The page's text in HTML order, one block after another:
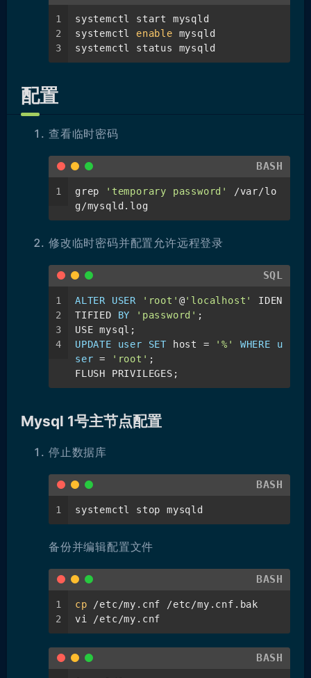
1
2
3
systemctl start mysqld
systemctl enable mysqld
systemctl status mysqld
配置
查看临时密码
BASH
1 grep 'temporary password'
/var/lo
g/mysqld.log
修改临时密码并配置允许远程登录
SQL
1
2
3
4
ALTER USER 'root' @'localhost'
IDEN
TIFIED BY 'password' ;
USE mysql;
UPDATE
user SET host = '%' WHERE
u
ser = 'root' ;
FLUSH PRIVILEGES;
Mysql 1号主节点配置
停止数据库
BASH
1 systemctl stop mysqld
备份并编辑配置文件
BASH
1
2
cp /etc/my.cnf /etc/my.cnf.bak
vi /etc/my.cnf
BASH